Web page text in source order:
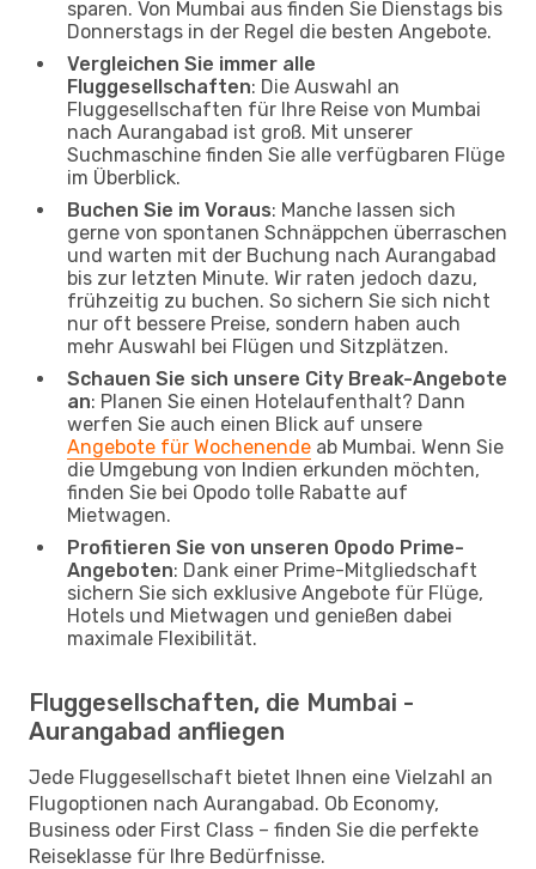
sparen. Von Mumbai aus finden Sie Dienstags bis
Donnerstags in der Regel die besten Angebote.
Vergleichen Sie immer alle
Fluggesellschaften: Die Auswahl an
Fluggesellschaften für Ihre Reise von Mumbai
nach Aurangabad ist groß. Mit unserer
Suchmaschine finden Sie alle verfügbaren Flüge
im Überblick.
Buchen Sie im Voraus: Manche lassen sich
gerne von spontanen Schnäppchen überraschen
und warten mit der Buchung nach Aurangabad
bis zur letzten Minute. Wir raten jedoch dazu,
frühzeitig zu buchen. So sichern Sie sich nicht
nur oft bessere Preise, sondern haben auch
mehr Auswahl bei Flügen und Sitzplätzen.
Schauen Sie sich unsere City Break-Angebote
an: Planen Sie einen Hotelaufenthalt? Dann
werfen Sie auch einen Blick auf unsere
Angebote für Wochenende ab Mumbai. Wenn Sie
die Umgebung von Indien erkunden möchten,
finden Sie bei Opodo tolle Rabatte auf
Mietwagen.
Profitieren Sie von unseren Opodo Prime-
Angeboten: Dank einer Prime-Mitgliedschaft
sichern Sie sich exklusive Angebote für Flüge,
Hotels und Mietwagen und genießen dabei
maximale Flexibilität.
Fluggesellschaften, die Mumbai -
Aurangabad anfliegen
Jede Fluggesellschaft bietet Ihnen eine Vielzahl an
Flugoptionen nach Aurangabad. Ob Economy,
Business oder First Class – finden Sie die perfekte
Reiseklasse für Ihre Bedürfnisse.